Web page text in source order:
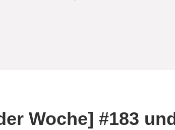
Woche] #183